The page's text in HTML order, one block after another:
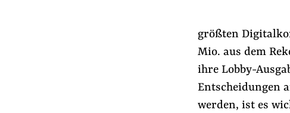
größten
Mio. aus dem
ihre Lobby-
Entscheidungen
werden, ist es